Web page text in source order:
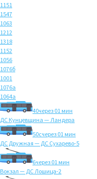
1151
1547
1063
1212
1318
1152
1056
1076б
1001
1076а
1064а
40через 01 мин
ДС Кунцевщина — Ландера
50счерез 01 мин
ДС Дружная — ДС Сухарево-5
6через 01 мин
Вокзал — ДС Лошица-2